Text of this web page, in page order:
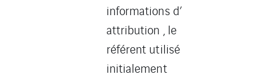
informations d’
attribution , le
référent utilisé
initialement